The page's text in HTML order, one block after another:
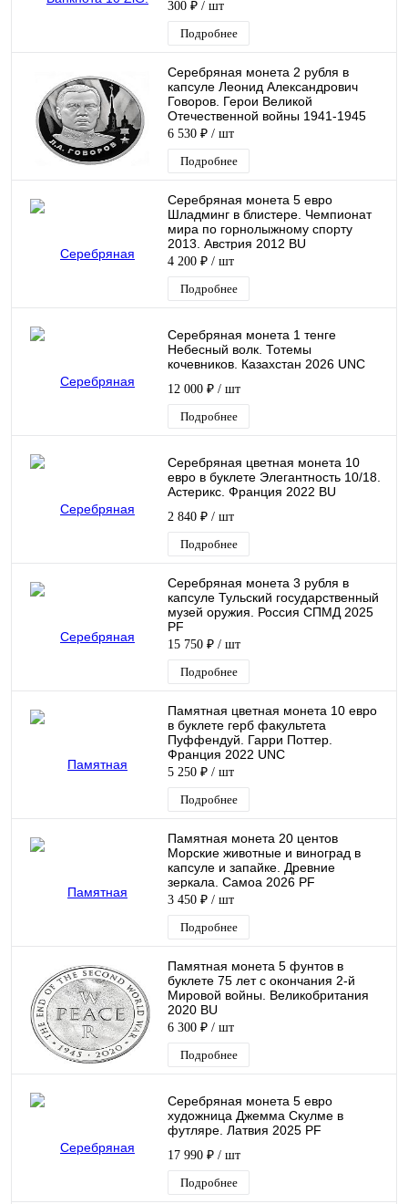
300 ₽ / шт
Подробнее
Серебряная монета 2 рубля в
капсуле Леонид Александрович
Говоров. Герои Великой
Отечественной войны 1941-1945
гг.Россия СПМД 2025 PF
6 530 ₽ / шт
Подробнее
Серебряная монета 5 евро
Шладминг в блистере. Чемпионат
мира по горнолыжному спорту
2013. Австрия 2012 BU
4 200 ₽ / шт
Подробнее
Серебряная монета 1 тенге
Небесный волк. Тотемы
кочевников. Казахстан 2026 UNC
12 000 ₽ / шт
Подробнее
Серебряная цветная монета 10
евро в буклете Элегантность 10/18.
Астерикс. Франция 2022 BU
2 840 ₽ / шт
Подробнее
Серебряная монета 3 рубля в
капсуле Тульский государственный
музей оружия. Россия СПМД 2025
PF
15 750 ₽ / шт
Подробнее
Памятная цветная монета 10 евро
в буклете герб факультета
Пуффендуй. Гарри Поттер.
Франция 2022 UNC
5 250 ₽ / шт
Подробнее
Памятная монета 20 центов
Морские животные и виноград в
капсуле и запайке. Древние
зеркала. Самоа 2026 PF
3 450 ₽ / шт
Подробнее
Памятная монета 5 фунтов в
буклете 75 лет с окончания 2-й
Мировой войны. Великобритания
2020 BU
6 300 ₽ / шт
Подробнее
Серебряная монета 5 евро
художница Джемма Скулме в
футляре. Латвия 2025 PF
17 990 ₽ / шт
Подробнее